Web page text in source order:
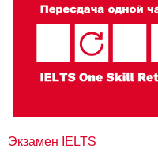
Экзамен IELTS